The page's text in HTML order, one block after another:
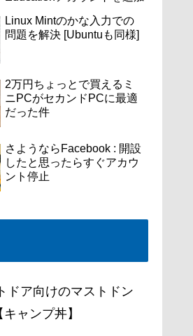
Linux Mintのかな入力での
問題を解決 [Ubuntuも同様]
2万円ちょっとで買えるミ
ニPCがセカンドPCに最適
だった件
さようならFacebook : 開設
したと思ったらすぐアカウ
ント停止
ドア向けのマストドン
ャンプ丼】